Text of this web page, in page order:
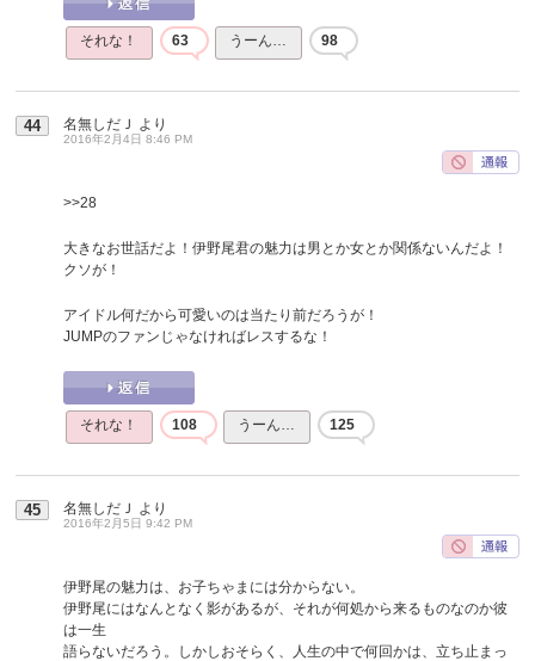
それな！ 63 うーん… 98
44 名無しだＪ より
2016年2月4日 8:46 PM
>>28
大きなお世話だよ！伊野尾君の魅力は男とか女とか関係ないんだよ！
クソが！
アイドル何だから可愛いのは当たり前だろうが！
JUMPのファンじゃなければレスするな！
それな！ 108 うーん… 125
45 名無しだＪ より
2016年2月5日 9:42 PM
伊野尾の魅力は、お子ちゃまには分からない。
伊野尾にはなんとなく影があるが、それが何処から来るものなのか彼
は一生
語らないだろう。しかしおそらく、人生の中で何回かは、立ち止まっ